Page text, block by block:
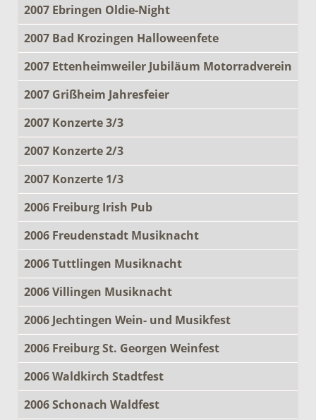
2007 Ebringen Oldie-Night
2007 Bad Krozingen Halloweenfete
2007 Ettenheimweiler Jubiläum Motorradverein
2007 Grißheim Jahresfeier
2007 Konzerte 3/3
2007 Konzerte 2/3
2007 Konzerte 1/3
2006 Freiburg Irish Pub
2006 Freudenstadt Musiknacht
2006 Tuttlingen Musiknacht
2006 Villingen Musiknacht
2006 Jechtingen Wein- und Musikfest
2006 Freiburg St. Georgen Weinfest
2006 Waldkirch Stadtfest
2006 Schonach Waldfest